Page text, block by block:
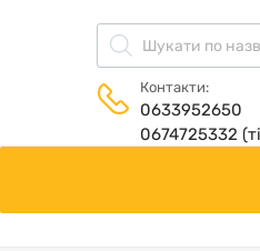
Контакти:
0633952650
0674725332